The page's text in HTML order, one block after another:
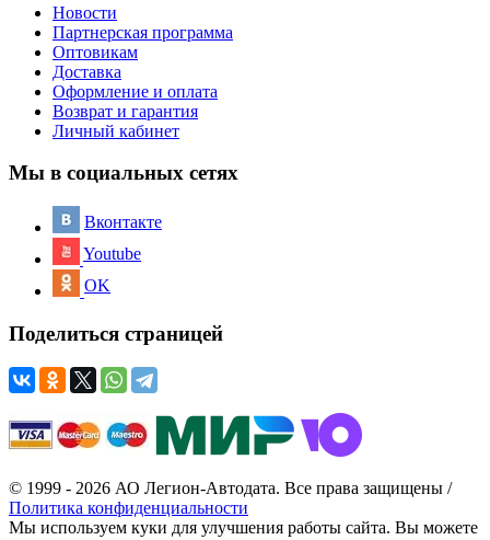
Новости
Партнерская программа
Оптовикам
Доставка
Оформление и оплата
Возврат и гарантия
Личный кабинет
Мы в социальных сетях
Вконтакте
Youtube
OK
Поделиться страницей
© 1999 - 2026 АО Легион-Автодата. Все права защищены /
Политика конфиденциальности
Мы используем куки для улучшения работы сайта. Вы можете